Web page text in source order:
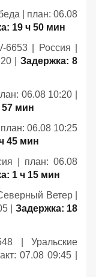
| план: 06.08
19 ч 50 мин
| Россия |
| Задержка: 8
06.08 10:20 |
57 мин
06.08 10:25
45 мин
| план: 06.08
1 ч 15 мин
Ветер |
| Задержка: 18
| Уральские
07.08 09:45 |